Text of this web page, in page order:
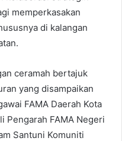
memperkasakan
di kalangan
ceramah bertajuk
yang disampaikan
FAMA Daerah Kota
Pengarah FAMA Negeri
Santuni Komuniti